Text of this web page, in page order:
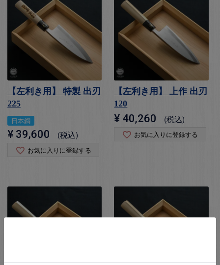
【左利き用】 特製 出刃
225
日本鋼
¥ 39,600 税込
お気に入りに登録する
【左利き用】 上作 出刃
120
¥ 40,260 税込
お気に入りに登録する